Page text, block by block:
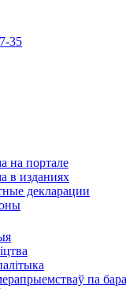
35
на портале
в изданиях
декларации
па